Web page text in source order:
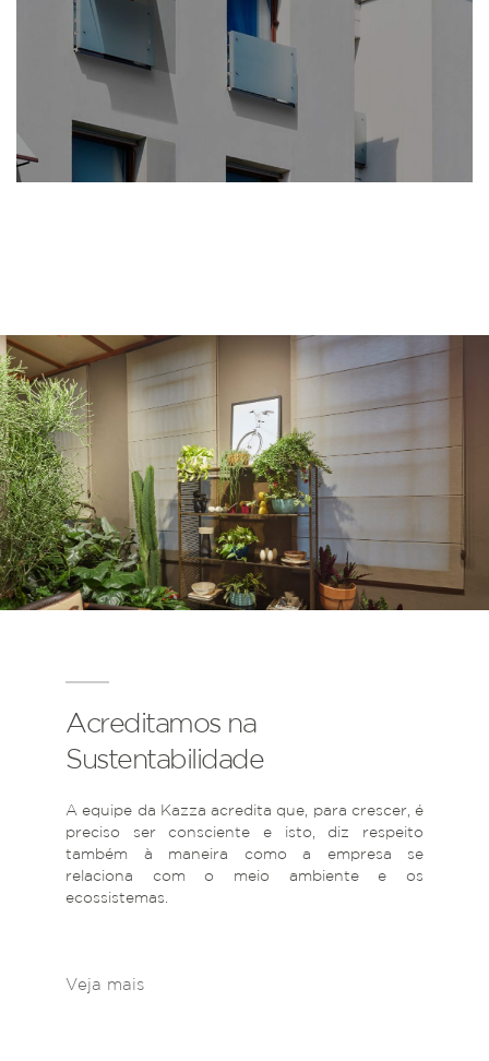
Acreditamos na
Sustentabilidade
A equipe da Kazza acredita que, para crescer, é
preciso ser consciente e isto, diz respeito
também à maneira como a empresa se
relaciona com o meio ambiente e os
ecossistemas.
Veja mais